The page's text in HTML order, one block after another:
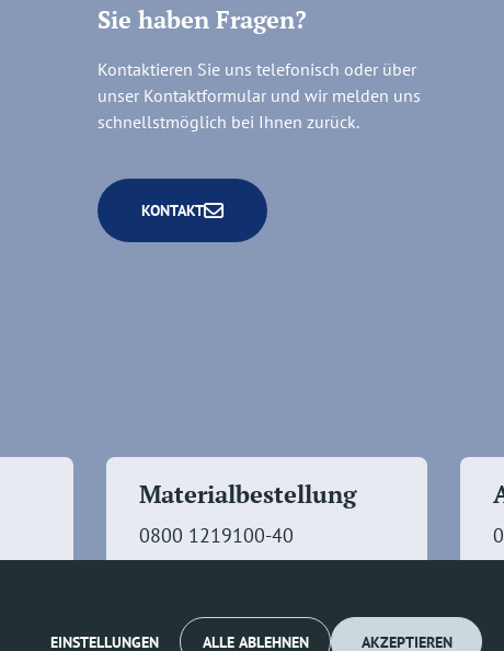
AKZEPTIEREN
ALLE ABLEHNEN
EINSTELLUNGEN
Sie haben Fragen?
Kontaktieren Sie uns telefonisch oder über
unser Kontaktformular und wir melden uns
schnellstmöglich bei Ihnen zurück.
KONTAKT
Materialbestellung
0800 1219100-40